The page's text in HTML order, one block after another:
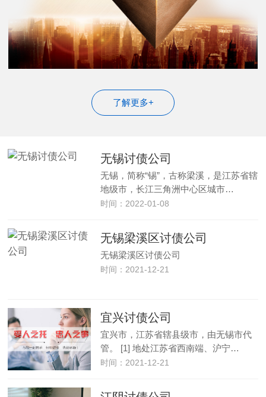
了解更多+
无锡讨债公司
无锡，简称“锡”，古称梁溪，是江苏省辖
地级市，长江三角洲中心区城市…
时间：2022-01-08
无锡梁溪区讨债公司
无锡梁溪区讨债公司
时间：2021-12-21
宜兴讨债公司
宜兴市，江苏省辖县级市，由无锡市代
管。 [1] 地处江苏省西南端、沪宁…
时间：2021-12-21